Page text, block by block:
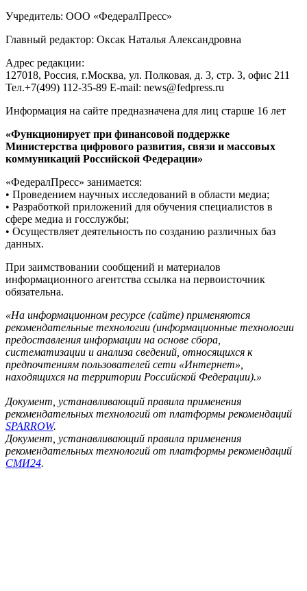
Учредитель: ООО «ФедералПресс»
Главный редактор: Оксак Наталья Александровна
Адрес редакции:
127018, Россия, г.Москва, ул. Полковая, д. 3, стр. 3, офис 211
Тел.+7(499) 112-35-89 E-mail: news@fedpress.ru
Информация на сайте предназначена для лиц старше 16 лет
«Функционирует при финансовой поддержке
Министерства цифрового развития, связи и массовых
коммуникаций Российской Федерации»
«ФедералПресс» занимается:
• Проведением научных исследований в области медиа;
• Разработкой приложений для обучения специалистов в
сфере медиа и госслужбы;
• Осуществляет деятельность по созданию различных баз
данных.
При заимствовании сообщений и материалов
информационного агентства ссылка на первоисточник
обязательна.
«На информационном ресурсе (сайте) применяются
рекомендательные технологии (информационные технологии
предоставления информации на основе сбора,
систематизации и анализа сведений, относящихся к
предпочтениям пользователей сети «Интернет»,
находящихся на территории Российской Федерации).»
Документ, устанавливающий правила применения
рекомендательных технологий от платформы рекомендаций
SPARROW.
Документ, устанавливающий правила применения
рекомендательных технологий от платформы рекомендаций
СМИ24.